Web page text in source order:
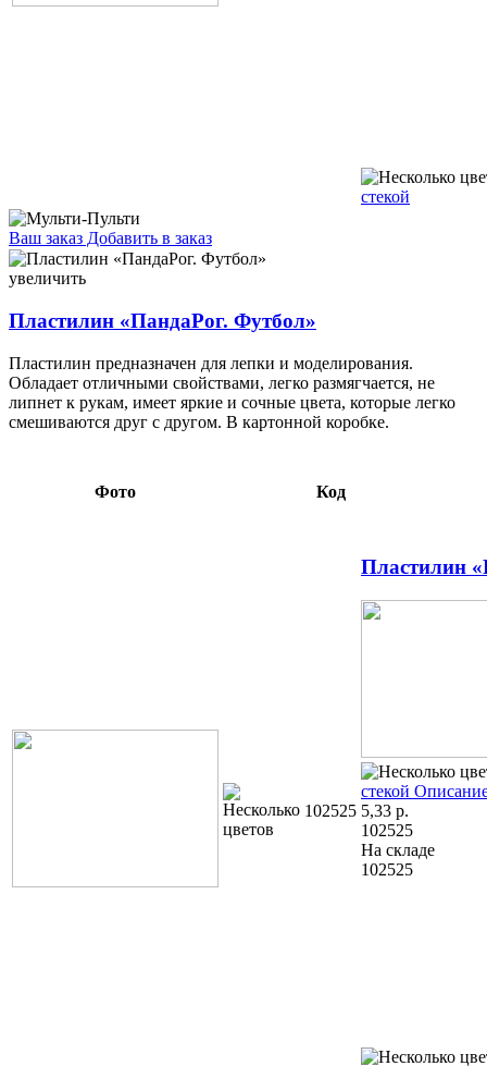
стекой
Ваш заказ Добавить в заказ
Пластилин «ПандаРог. Футбол» 6 цветов, 120 г, со стекой 5,33
102525
увеличить
Пластилин «ПандаРог. Футбол»
Пластилин предназначен для лепки и моделирования.
Обладает отличными свойствами, легко размягчается, не
липнет к рукам, имеет яркие и сочные цвета, которые легко
смешиваются друг с другом. В картонной коробке.
Фото Код
102525
Пластилин
стекой
5,33 р.
102525
На складе
102525